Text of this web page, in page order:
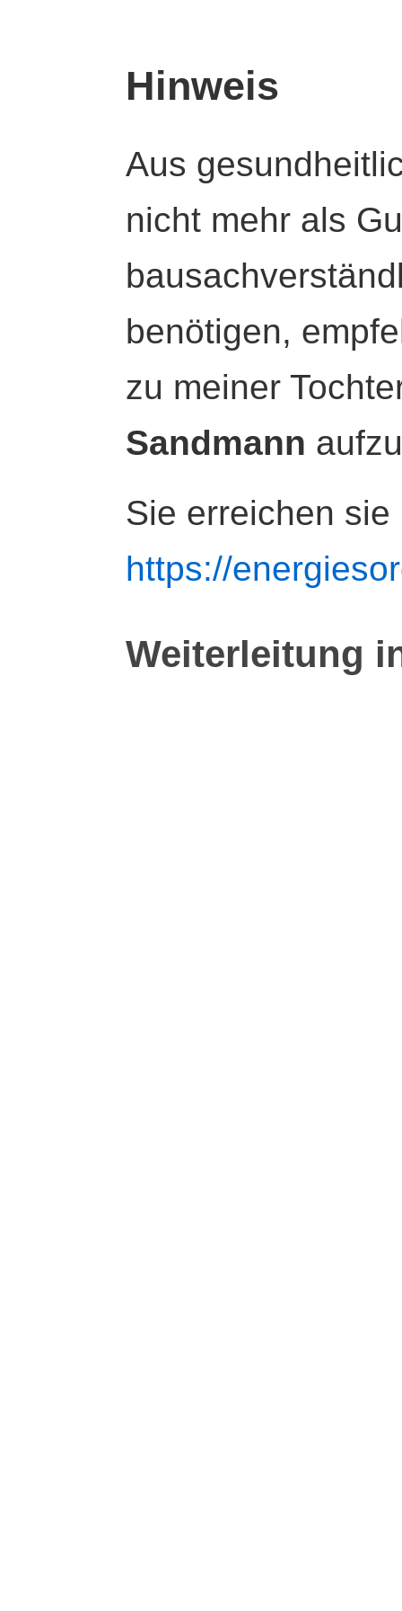
Hinweis
Aus
nicht mehr als
benötigen,
zu meiner
Sandmann
Sie erreichen sie
https://
Weiterleitung